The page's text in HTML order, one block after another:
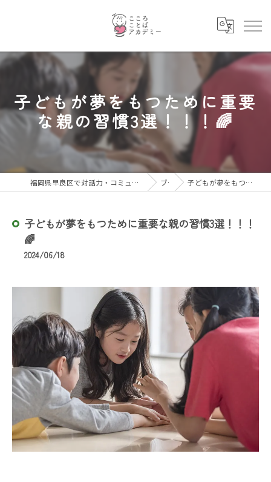
子どもが夢をもつために重要
な親の習慣3選！！！🌈
福岡県早良区で対話力・コミュニケーション力を育むならこころことばアカデミー ブログ 子どもが夢をもつために重要な親の習慣3選！！！🌈
子どもが夢をもつために重要な親の習慣3選！！！
🌈
2024/06/18